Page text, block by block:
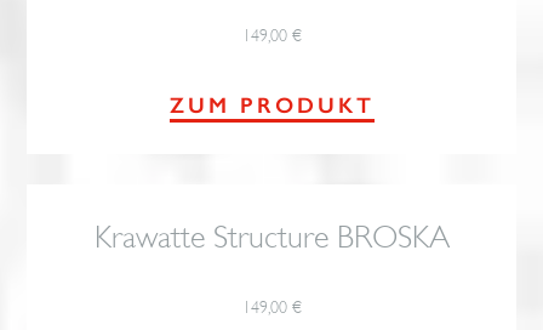
149,00 €
ZUM PRODUKT
Krawatte Structure BROSKA
149,00 €